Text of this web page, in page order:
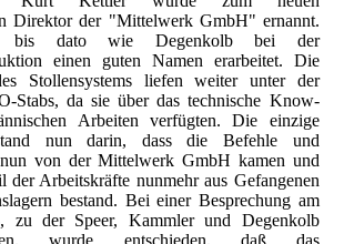
Direktor der "Mittelwerk GmbH" ernannt.
dato wie Degenkolb bei der
einen guten Namen erarbeitet. Die
Stollensystems liefen weiter unter der
Stabs, da sie über das technische Know-
Arbeiten verfügten. Die einzige
nun darin, dass die Befehle und
nun von der Mittelwerk GmbH kamen und
der Arbeitskräfte nunmehr aus Gefangenen
bestand. Bei einer Besprechung am
zu der Speer, Kammler und Degenkolb
wurde entschieden, daß das